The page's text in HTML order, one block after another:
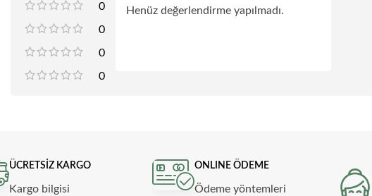
0
0
0
0
Henüz değerlendirme yapılmadı.
ÜCRETSİZ KARGO
Kargo bilgisi
ONLINE ÖDEME
Ödeme yöntemleri